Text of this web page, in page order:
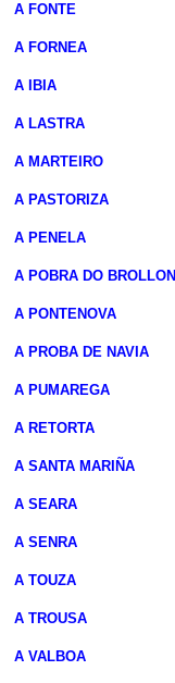
A FONTE
A FORNEA
A IBIA
A LASTRA
A MARTEIRO
A PASTORIZA
A PENELA
A POBRA DO BROLLON
A PONTENOVA
A PROBA DE NAVIA
A PUMAREGA
A RETORTA
A SANTA MARIÑA
A SEARA
A SENRA
A TOUZA
A TROUSA
A VALBOA